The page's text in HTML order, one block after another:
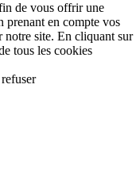
de vous offrir une
prenant en compte vos
notre site. En cliquant sur
tous les cookies